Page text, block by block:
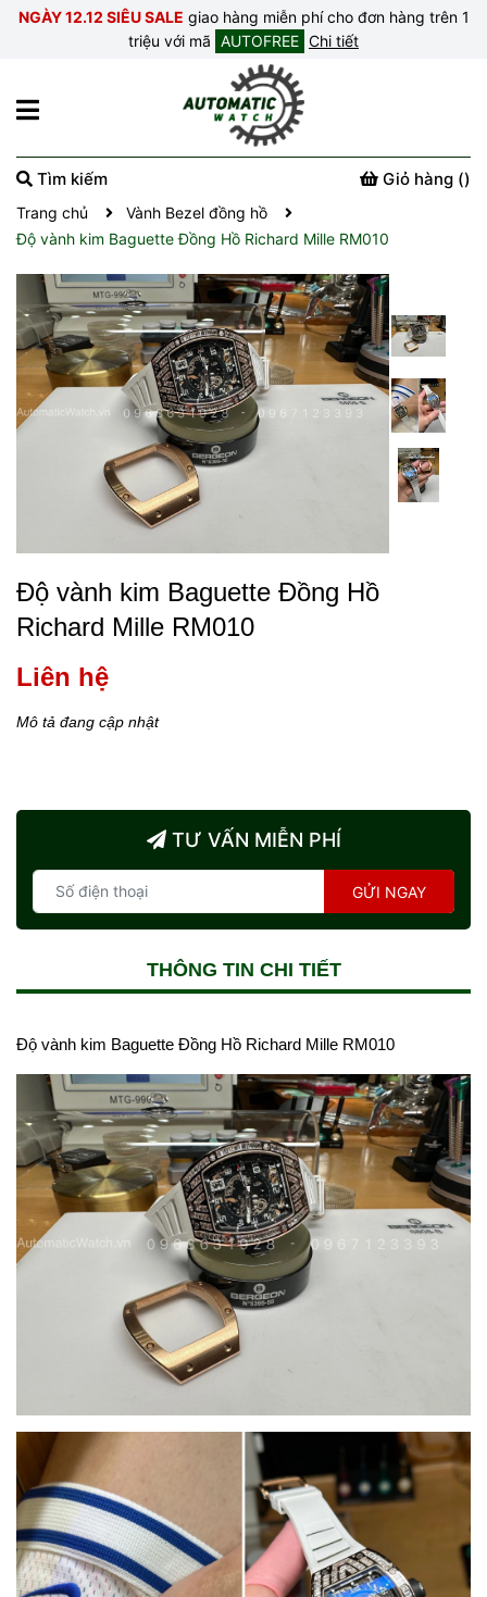
NGÀY 12.12 SIÊU SALE giao hàng miễn phí cho đơn hàng trên 1
triệu với mã AUTOFREE Chi tiết
Tìm kiếm Giỏ hàng ()
Trang chủ
Vành Bezel đồng hồ
Độ vành kim Baguette Đồng Hồ Richard Mille RM010
Độ vành kim Baguette Đồng Hồ
Richard Mille RM010
Liên hệ
Mô tả đang cập nhật
TƯ VẤN MIỄN PHÍ
GỬI NGAY
THÔNG TIN CHI TIẾT
Độ vành kim Baguette Đồng Hồ Richard Mille RM010